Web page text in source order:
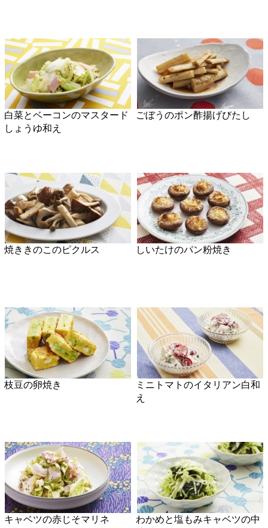
枝豆の卵焼き ミニトマトのイタリアン白和
え
華和え
生姜しゃぶしゃぶ鍋
白菜とツナのみそ汁 ぶりとせん切り生姜の酒煮